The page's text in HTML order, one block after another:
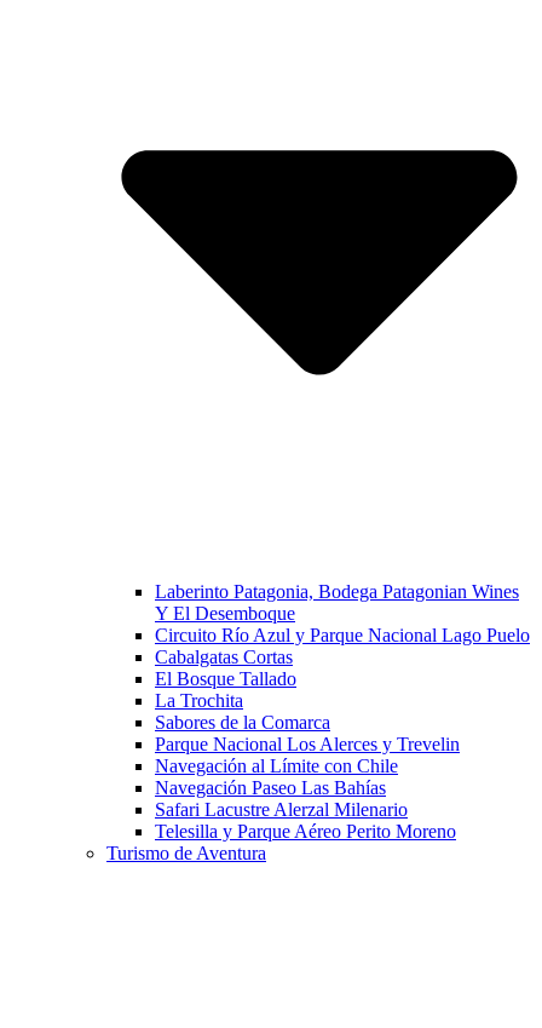
Laberinto Patagonia, Bodega Patagonian Wines
Y El Desemboque
Circuito Río Azul y Parque Nacional Lago Puelo
Cabalgatas Cortas
El Bosque Tallado
La Trochita
Sabores de la Comarca
Parque Nacional Los Alerces y Trevelin
Navegación al Límite con Chile
Navegación Paseo Las Bahías
Safari Lacustre Alerzal Milenario
Telesilla y Parque Aéreo Perito Moreno
Turismo de Aventura